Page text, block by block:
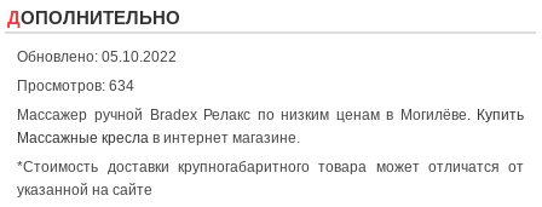
ДОПОЛНИТЕЛЬНО
Обновлено: 05.10.2022
Просмотров: 634
Массажер ручной Bradex Релакс по низким ценам в Могилёве. Купить
Массажные кресла в интернет магазине.
*Стоимость доставки крупногабаритного товара может отличатся от
указанной на сайте